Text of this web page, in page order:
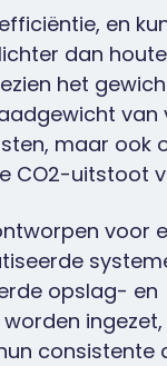
en
dan
het
van
maar ook
CO2-uitstoot
voor
opslag- en
consistente